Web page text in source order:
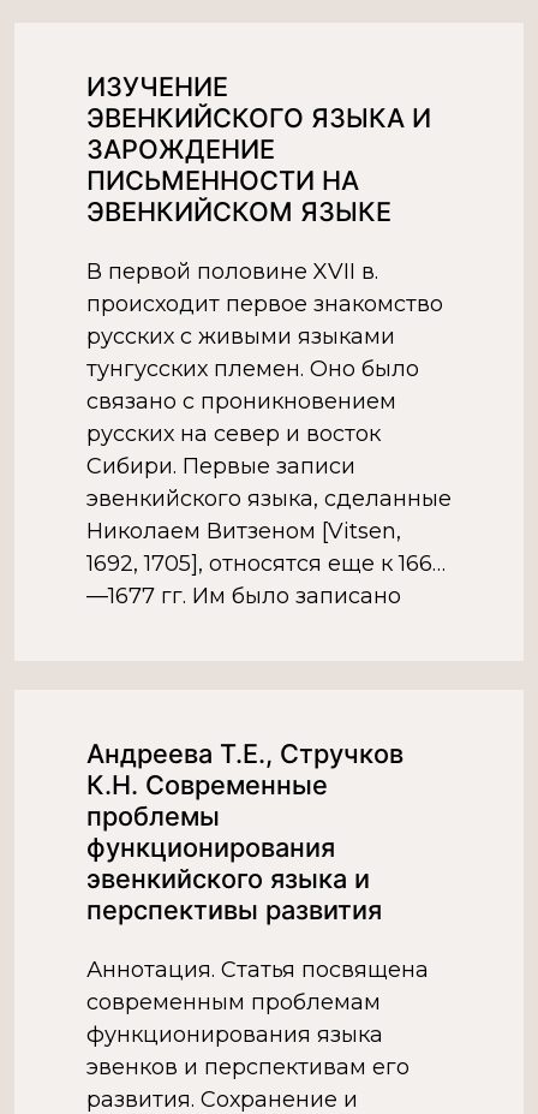
ИЗУЧЕНИЕ
ЭВЕНКИЙСКОГО ЯЗЫКА И
ЗАРОЖДЕНИЕ
ПИСЬМЕННОСТИ НА
ЭВЕНКИЙСКОМ ЯЗЫКЕ
В первой половине XVII в.
происходит первое знакомство
русских с живыми языками
тунгусских племен. Оно было
связано с проникновением
русских на север и восток
Сибири. Первые записи
эвенкийского языка, сделанные
Николаем Витзеном [Vitsen,
1692, 1705], относятся еще к 1666
—1677 гг. Им было записано
Андреева Т.Е., Стручков
К.Н. Современные
проблемы
функционирования
эвенкийского языка и
перспективы развития
Аннотация. Статья посвящена
современным проблемам
функционирования языка
эвенков и перспективам его
развития. Сохранение и